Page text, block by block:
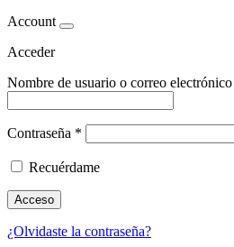
Account
Acceder
Nombre de usuario o correo electrónico
Contraseña *
Recuérdame
Acceso
¿Olvidaste la contraseña?